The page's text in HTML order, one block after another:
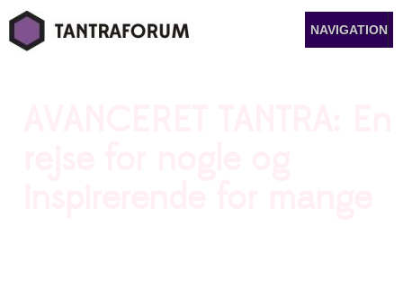
NAVIGATION